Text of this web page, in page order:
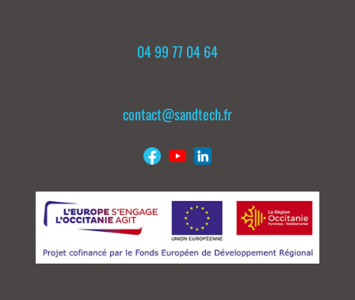
04 99 77 04 64
contact@sandtech.fr